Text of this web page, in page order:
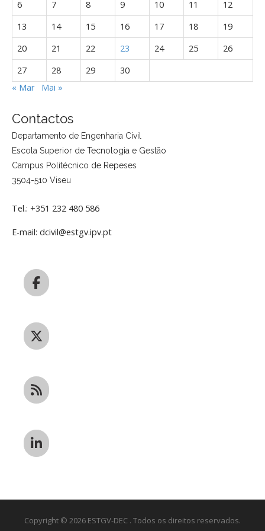
6
7 8 9 10 11
12
13
14 15 16 17 18
19
20
21 22 23 24 25
26
27
28 29
30
« Mar
Mai »
Contactos
Departamento de Engenharia Civil
Escola Superior de Tecnologia e Gestão
Campus Politécnico de Repeses
3504-510 Viseu
Tel.: +351 232 480 586
E-mail: dcivil@estgv.ipv.pt
Copyright © 2026 ESTGV-DEC . Todos os direitos reservados.